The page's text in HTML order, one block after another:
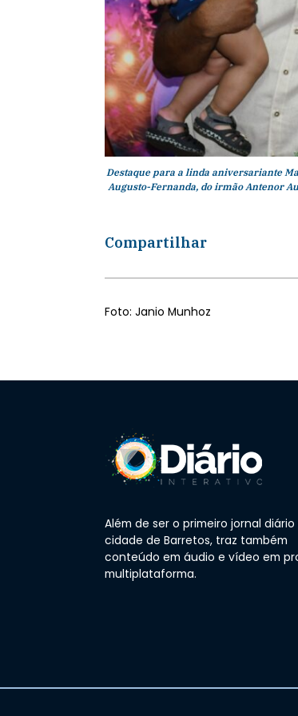
Destaque para a linda aniversariante
Augusto-Fernanda, do irmão Antenor
Compartilhar
Foto: Janio Munhoz
Além de ser o primeiro jornal diário
cidade de Barretos, traz também
conteúdo em áudio e vídeo em
multiplataforma.